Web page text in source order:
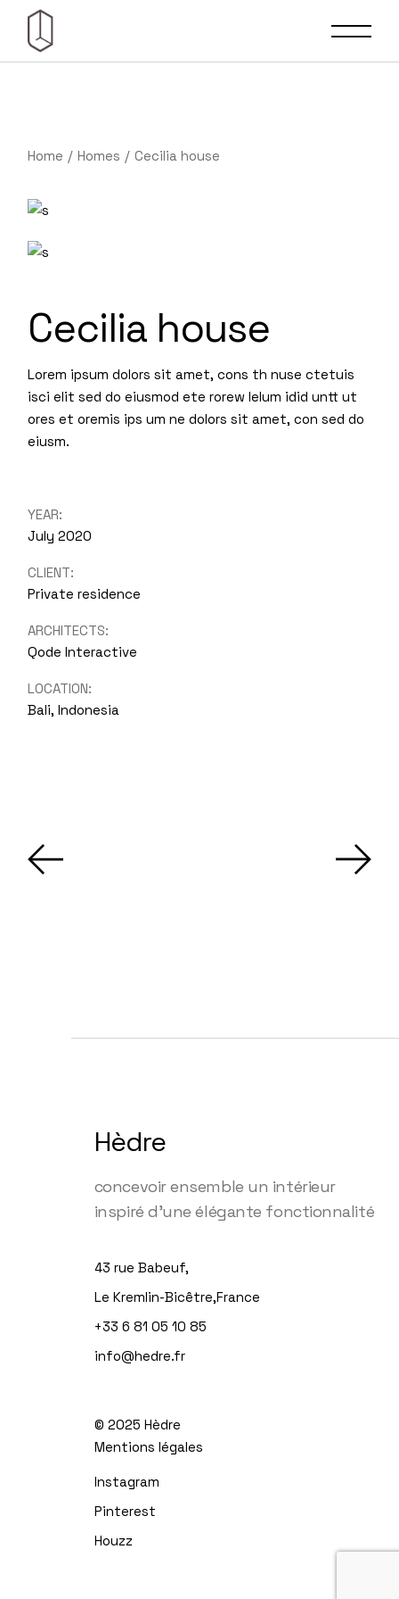
Home Homes Cecilia house
Cecilia house
Lorem ipsum dolors sit amet, cons th nuse ctetuis
isci elit sed do eiusmod ete rorew lelum idid untt ut
ores et oremis ips um ne dolors sit amet, con sed do
eiusm.
YEAR:
July 2020
CLIENT:
Private residence
ARCHITECTS:
Qode Interactive
LOCATION:
Bali, Indonesia
Hèdre
concevoir ensemble un intérieur
inspiré d'une élégante fonctionnalité
43 rue Babeuf,
Le Kremlin-Bicêtre,France
+33 6 81 05 10 85
info@hedre.fr
© 2025 Hèdre
Mentions légales
Instagram
Pinterest
Houzz